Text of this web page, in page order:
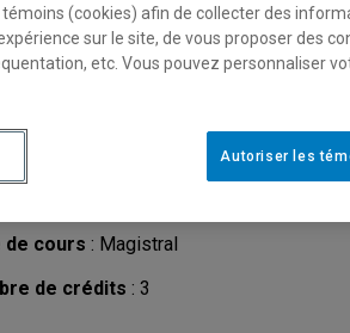
Horaire - Été 2026
de cours : Magistral
de crédits : 3
témoins (cookies) afin de collecter des
sur le site, de vous proposer des
etc. Vous pouvez personnaliser
Autoriser les